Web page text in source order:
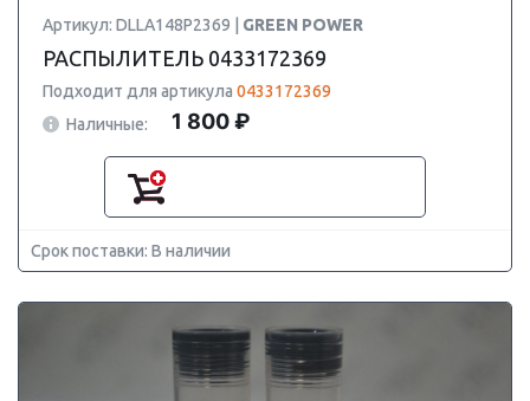
Артикул: DLLA148P2369 | GREEN POWER
РАСПЫЛИТЕЛЬ 0433172369
Подходит для артикула 0433172369
Наличные:
1 800 ₽
Срок поставки: В наличии